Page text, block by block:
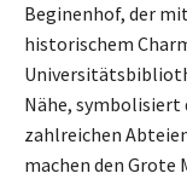
Beginenhof, der
historischem
Nähe, symbolisiert
zahlreichen
machen den Grote